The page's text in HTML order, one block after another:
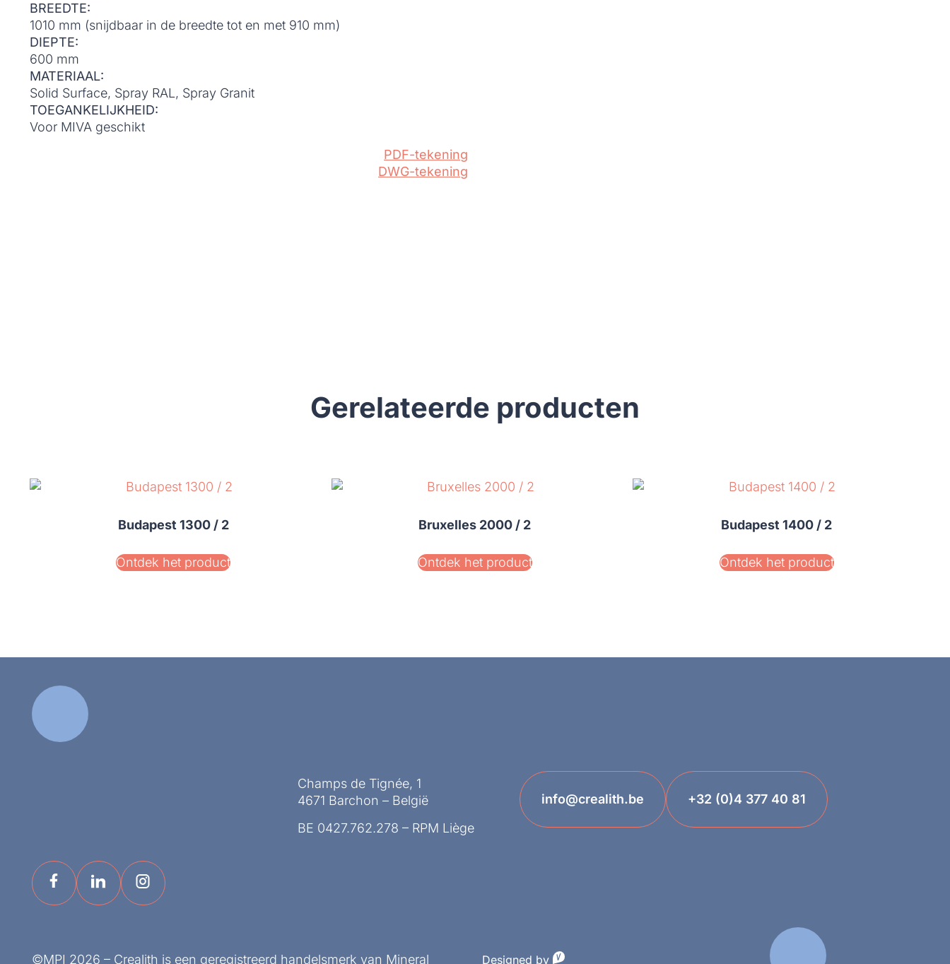
BREEDTE:
1010 mm (snijdbaar in de breedte tot en met 910 mm)
DIEPTE:
600 mm
MATERIAAL:
Solid Surface, Spray RAL, Spray Granit
TOEGANKELIJKHEID:
Voor MIVA geschikt
PDF-tekening
DWG-tekening
Gerelateerde producten
Budapest 1300 / 2
Ontdek het product
Bruxelles 2000 / 2
Ontdek het product
Budapest 1400 / 2
Ontdek het product
Champs de Tignée, 1
4671 Barchon – België
BE 0427.762.278 – RPM Liège
info@crealith.be +32 (0)4 377 40 81
©MPI 2026 – Crealith is een geregistreerd handelsmerk van Mineral Designed by